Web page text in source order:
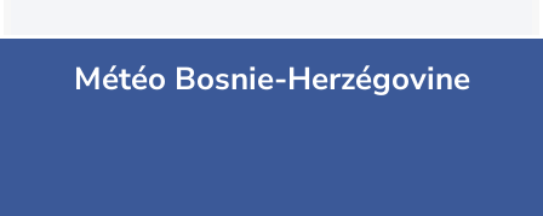
Météo Bosnie-Herzégovine